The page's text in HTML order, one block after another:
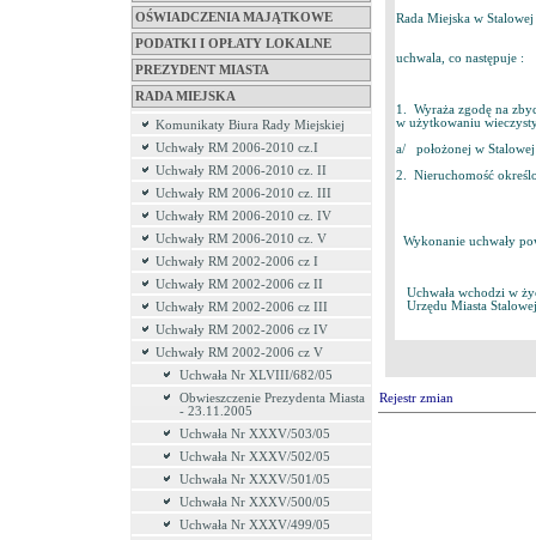
OŚWIADCZENIA MAJĄTKOWE
PODATKI I OPŁATY LOKALNE
PREZYDENT MIASTA
RADA MIEJSKA
Komunikaty Biura Rady Miejskiej
Uchwały RM 2006-2010 cz.I
Uchwały RM 2006-2010 cz. II
Uchwały RM 2006-2010 cz. III
Uchwały RM 2006-2010 cz. IV
Uchwały RM 2006-2010 cz. V
Uchwały RM 2002-2006 cz I
Uchwały RM 2002-2006 cz II
Uchwały RM 2002-2006 cz III
Uchwały RM 2002-2006 cz IV
Uchwały RM 2002-2006 cz V
Uchwała Nr XLVIII/682/05
Obwieszczenie Prezydenta Miasta
- 23.11.2005
Uchwała Nr XXXV/503/05
Uchwała Nr XXXV/502/05
Uchwała Nr XXXV/501/05
Uchwała Nr XXXV/500/05
Uchwała Nr XXXV/499/05
Rada Miejska w
uchwala, co następuje :
1. Wyraża zgodę na
w użytkowaniu
a/ położonej w
2. Nieruchomość
Wykonanie uchwały
Uchwała wchodzi w
Urzędu Miasta
Rejestr zmian